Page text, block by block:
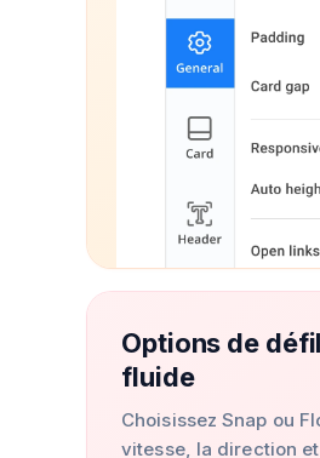
Options de
fluide
Choisissez Snap ou
vitesse, la direction